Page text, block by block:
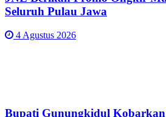
Seluruh Pulau Jawa
4 Agustus 2026
Bupati Gunungkidul Kobarkan